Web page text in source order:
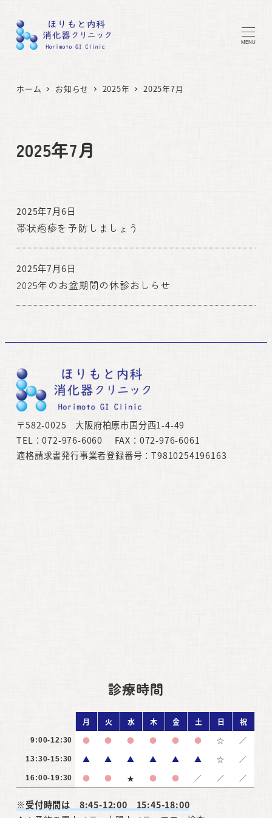
MENU
ホーム お知らせ 2025年 2025年7月
2025年7月
帯状疱疹を予防しましょう
2025年7月6日
2025年のお盆期間の休診おしらせ
2025年7月6日
〒582-0025 大阪府柏原市国分西1-4-49
TEL：072-976-6060 FAX：072-976-6061
適格請求書発行事業者登録番号：T9810254196163
診療時間
月 火 水 木 金 土 日 祝
9:00-12:30 ● ● ● ● ● ● ☆ ／
13:30-15:30 ▲ ▲ ▲ ▲ ▲ ▲ ☆ ／
16:00-19:30 ● ● ★ ● ● ／ ／ ／
※受付時間は 8:45-12:00 15:45-18:00